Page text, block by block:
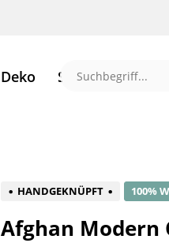
Deko Sale %
HANDGEKNÜPFT 100%
Afghan Modern